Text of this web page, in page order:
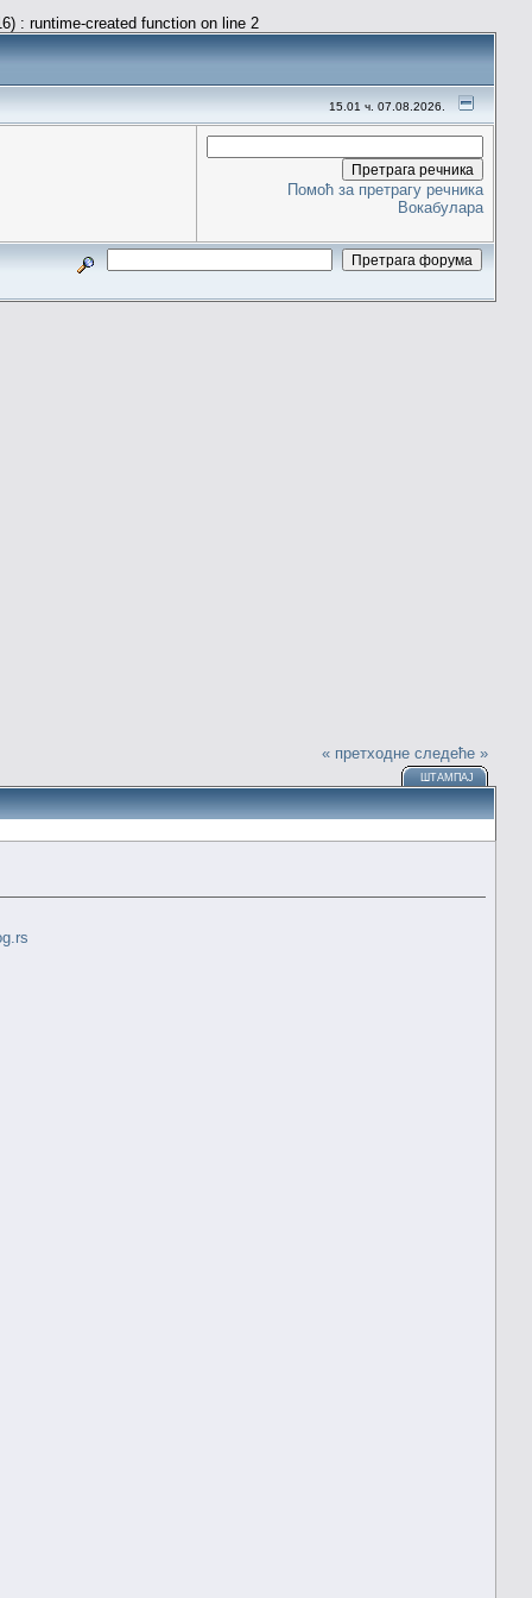
: runtime-created function on line 2
15.01 ч. 07.08.2026.
Помоћ за претрагу речника
Вокабулара
« претходне следеће »
ШТАМПАЈ